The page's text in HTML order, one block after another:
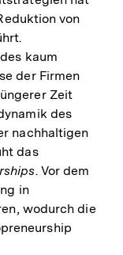
von
kaum
der Firmen
Zeit
des
nachhaltigen
das
. Vor dem
in
wodurch die